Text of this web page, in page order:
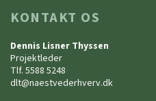
KONTAKT OS
Dennis Lisner Thyssen
Projektleder
Tlf. 5588 5248
dlt@naestvederhverv.dk